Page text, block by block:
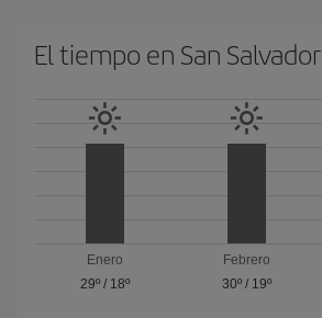
El tiempo en San Salvador
Enero
29º/ 18º
Febrero
30º/ 19º